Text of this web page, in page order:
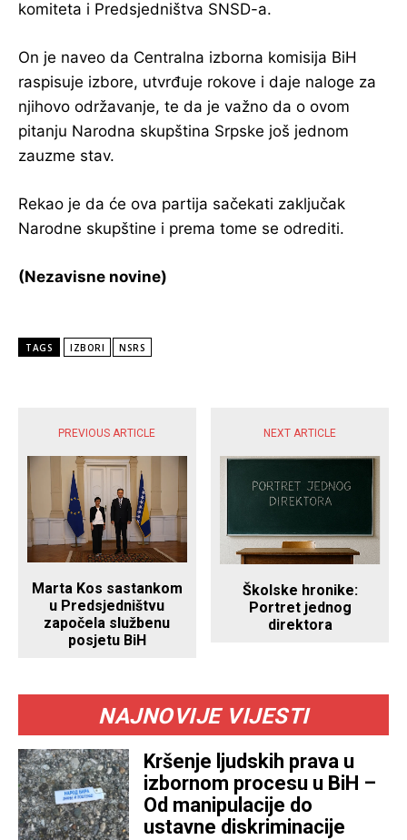
komiteta i Predsjedništva SNSD-a.
On je naveo da Centralna izborna komisija BiH
raspisuje izbore, utvrđuje rokove i daje naloge za
njihovo održavanje, te da je važno da o ovom
pitanju Narodna skupština Srpske još jednom
zauzme stav.
Rekao je da će ova partija sačekati zaključak
Narodne skupštine i prema tome se odrediti.
(Nezavisne novine)
TAGS IZBORI NSRS
PREVIOUS ARTICLE
Marta Kos sastankom
u Predsjedništvu
započela službenu
posjetu BiH
NEXT ARTICLE
Školske hronike:
Portret jednog
direktora
NAJNOVIJE VIJESTI
Kršenje ljudskih prava u
izbornom procesu u BiH –
Od manipulacije do
ustavne diskriminacije